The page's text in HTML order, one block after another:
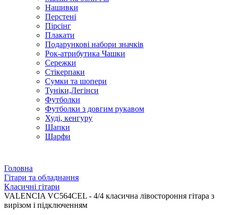
Нашивки
Перстені
Пірсінг
Плакати
Подарункові набори значків
Рок-атрибутика Чашки
Сережки
Стікерпаки
Сумки та шопери
Туніки,Легінси
Футболки
Футболки з довгим рукавом
Худі, кенгуру
Шапки
Шарфи
Головна
Гітари та обладнання
Класичні гітари
VALENCIA VC564CEL - 4/4 класична лівостороння гітара з
вирізом і підключенням